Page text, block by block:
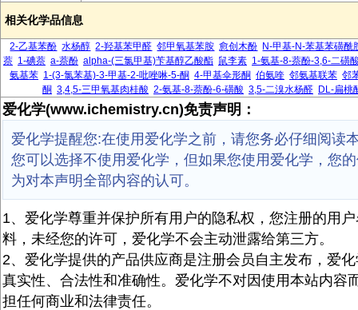
相关化学品信息
2-乙基苯酚 水杨醇 2-羟基苯甲醛 邻甲氧基苯胺 愈创木酚 N-甲基-N-苯基苯磺酰
萘 1-碘萘 a-萘酚 alpha-(三氯甲基)苄基醇乙酸酯 鼠李素 1-氨基-8-萘酚-3,6-二磺
氨基苯 1-(3-氯苯基)-3-甲基-2-吡唑啉-5-酮 4-甲基伞形酮 伯氨喹 邻氨基联苯 邻
酮 3,4,5-三甲氧基肉桂酸 2-氨基-8-萘酚-6-磺酸 3,5-二溴水杨醛 DL-扁桃
爱化学(www.ichemistry.cn)免责声明：
爱化学提醒您:在使用爱化学之前，请您务必仔细阅读
您可以选择不使用爱化学，但如果您使用爱化学，您
为对本声明全部内容的认可。
1、爱化学尊重并保护所有用户的隐私权，您注册的用
料，未经您的许可，爱化学不会主动泄露给第三方。
2、爱化学提供的产品供应商是注册会员自主发布，爱
真实性、合法性和准确性。爱化学不对因使用本站内容
担任何商业和法律责任。